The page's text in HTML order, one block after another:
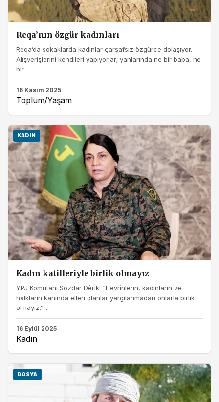
Reqa’nın özgür kadınları
Reqa’da sokaklarda kadınlar çarşafsız özgürce dolaşıyor.
Alışverişlerini kendileri yapıyorlar; yanlarında ne bir baba, ne
bir...
16 Kasım 2025
Toplum/Yaşam
KADIN
Kadın katilleriyle birlik olmayız
YPJ Komutanı Sozdar Dêrik: “Hevrînlerin, kadınların ve
halkların kanında elleri olanlar yargılanmadan onlarla birlik
olmayız.”...
16 Eylül 2025
Kadın
DOSYA